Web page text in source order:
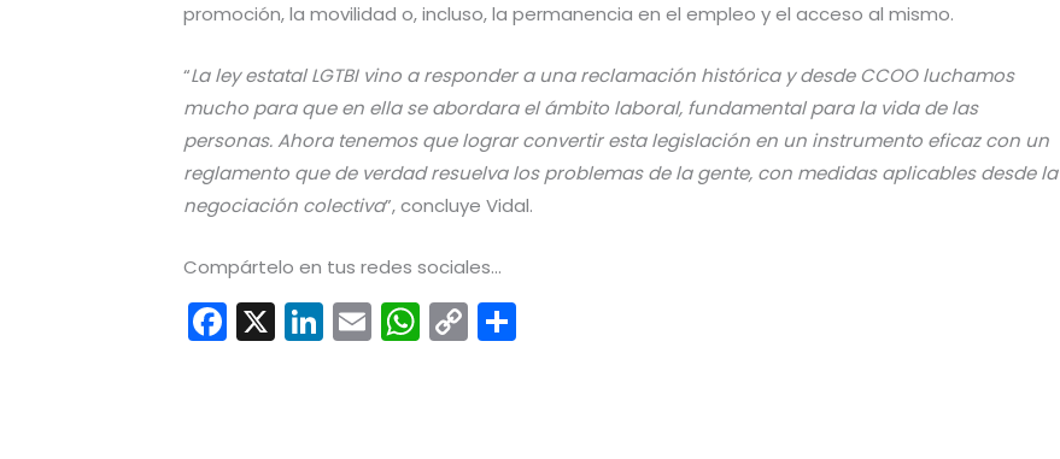
promoción, la movilidad o, incluso, la permanencia en el empleo y el acceso al mismo.
“La ley estatal LGTBI vino a responder a una reclamación histórica y desde CCOO luchamos
mucho para que en ella se abordara el ámbito laboral, fundamental para la vida de las
personas. Ahora tenemos que lograr convertir esta legislación en un instrumento eficaz con un
reglamento que de verdad resuelva los problemas de la gente, con medidas aplicables desde la
negociación colectiva”, concluye Vidal.
Compártelo en tus redes sociales...
F X Li E W C